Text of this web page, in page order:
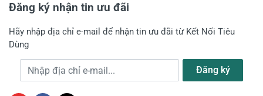
Đăng ký nhận tin ưu đãi
Hãy nhập địa chỉ e-mail để nhận tin ưu đãi từ Kết Nối Tiêu
Dùng
Địa chỉ e-mail Đăng ký